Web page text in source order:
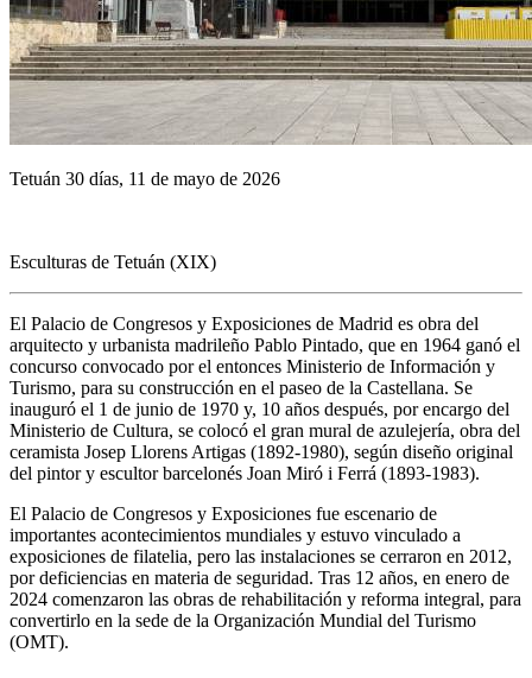
Tetuán 30 días, 11 de mayo de 2026
Esculturas de Tetuán (XIX)
El Palacio de Congresos y Exposiciones de Madrid es obra del
arquitecto y urbanista madrileño Pablo Pintado, que en 1964 ganó el
concurso convocado por el entonces Ministerio de Información y
Turismo, para su construcción en el paseo de la Castellana. Se
inauguró el 1 de junio de 1970 y, 10 años después, por encargo del
Ministerio de Cultura, se colocó el gran mural de azulejería, obra del
ceramista Josep Llorens Artigas (1892-1980), según diseño original
del pintor y escultor barcelonés Joan Miró i Ferrá (1893-1983).
El Palacio de Congresos y Exposiciones fue escenario de
importantes acontecimientos mundiales y estuvo vinculado a
exposiciones de filatelia, pero las instalaciones se cerraron en 2012,
por deficiencias en materia de seguridad. Tras 12 años, en enero de
2024 comenzaron las obras de rehabilitación y reforma integral, para
convertirlo en la sede de la Organización Mundial del Turismo
(OMT).